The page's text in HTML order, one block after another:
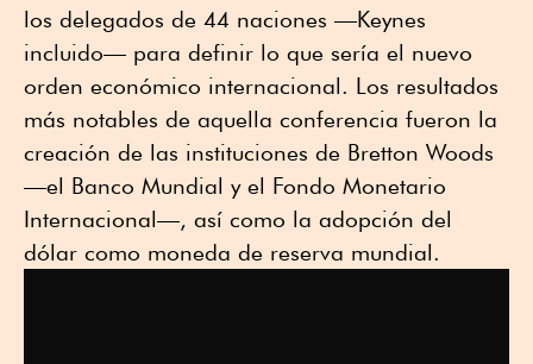
los delegados de 44 naciones —Keynes
incluido— para definir lo que sería el nuevo
orden económico internacional. Los resultados
más notables de aquella conferencia fueron la
creación de las instituciones de Bretton Woods
—el Banco Mundial y el Fondo Monetario
Internacional—, así como la adopción del
dólar como moneda de reserva mundial.